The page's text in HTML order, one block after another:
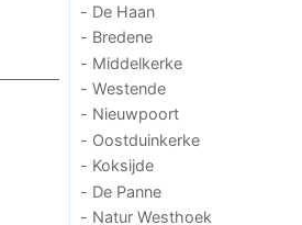
- De Haan
- Bredene
- Middelkerke
- Westende
- Nieuwpoort
- Oostduinkerke
- Koksijde
- De Panne
- Natur Westhoek